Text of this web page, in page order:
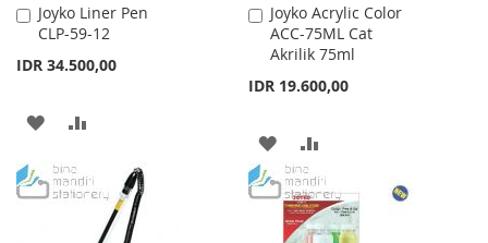
Joyko Liner Pen
CLP-59-12
IDR 34.500,00
Add
to
ADD
WISHCOMPARE
Joyko Acrylic Color
ACC-75ML Cat
Akrilik 75ml
IDR 19.600,00
Add
to
Cart
ADD
TO
WISH
TO
COMPARE